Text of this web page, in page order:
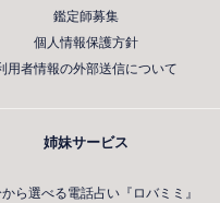
鑑定師募集
個人情報保護方針
用者情報の外部送信について
姉妹サービス
ら選べる電話占い『ロバミミ』